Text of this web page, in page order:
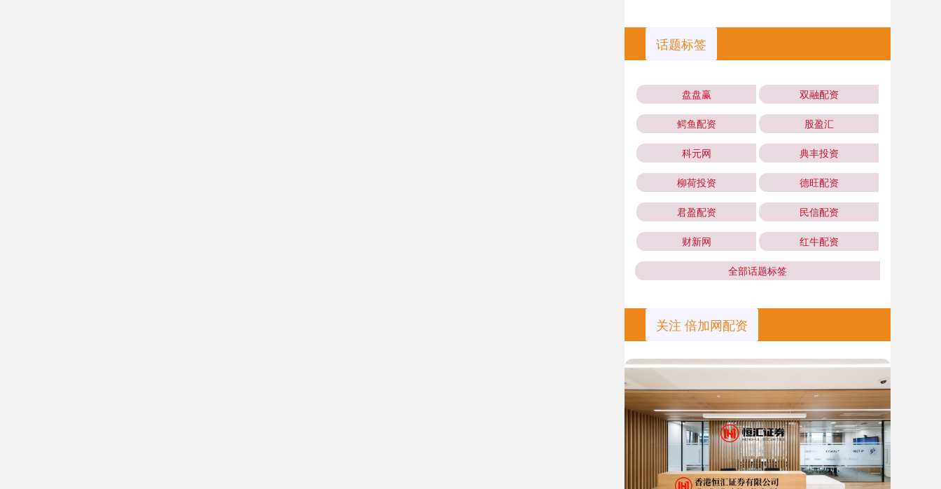
话题标签
盘盘赢 双融配资
鳄鱼配资 股盈汇
科元网 典丰投资
柳荷投资 德旺配资
君盈配资 民信配资
财新网 红牛配资
全部话题标签
关注 倍加网配资